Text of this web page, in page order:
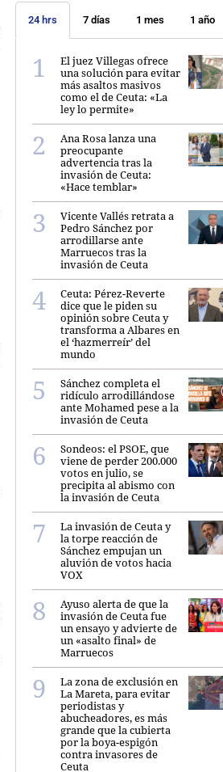
24 hrs 7 días 1 mes 1 año
El juez Villegas ofrece
una solución para evitar
más asaltos masivos
como el de Ceuta: «La
ley lo permite»
Ana Rosa lanza una
preocupante
advertencia tras la
invasión de Ceuta:
«Hace temblar»
Vicente Vallés retrata a
Pedro Sánchez por
arrodillarse ante
Marruecos tras la
invasión de Ceuta
Ceuta: Pérez-Reverte
dice que le piden su
opinión sobre Ceuta y
transforma a Albares en
el ‘hazmerreír’ del
mundo
Sánchez completa el
ridículo arrodillándose
ante Mohamed pese a la
invasión de Ceuta
Sondeos: el PSOE, que
viene de perder 200.000
votos en julio, se
precipita al abismo con
la invasión de Ceuta
La invasión de Ceuta y
la torpe reacción de
Sánchez empujan un
aluvión de votos hacia
VOX
Ayuso alerta de que la
invasión de Ceuta fue
un ensayo y advierte de
un «asalto final» de
Marruecos
La zona de exclusión en
La Mareta, para evitar
periodistas y
abucheadores, es más
grande que la cubierta
por la boya-espigón
contra invasores de
Ceuta